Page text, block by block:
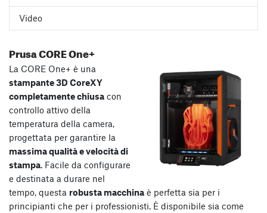
Video
Prusa CORE One+
La CORE One+ è una
stampante 3D CoreXY
completamente chiusa con
controllo attivo della
temperatura della camera,
progettata per garantire la
massima qualità e velocità di
stampa. Facile da configurare
e destinata a durare nel
tempo, questa robusta macchina è perfetta sia per i
principianti che per i professionisti. È disponibile sia come